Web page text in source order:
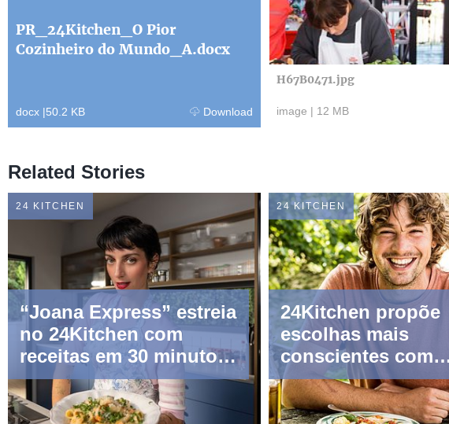
PR_24Kitchen_O Pior
Cozinheiro do Mundo_A.docx
docx |50.2 KB Download
H67B0471.jpg
image | 12 MB
Related Stories
24 KITCHEN
“Joana Express” estreia
no 24Kitchen com
receitas em 30 minutos
para o dia a dia
24 KITCHEN
24Kitchen propõe
escolhas mais
conscientes com
especial “Cozinha
Poupadinha”